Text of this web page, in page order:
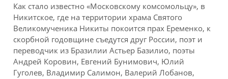
Как стало известно «Московскому комсомольцу», в
Никитское, где натерритории храма Святого
Великомученика Никиты покоится прах Еременко, к
скорбной годовщине съедутся друг России, поэт и
переводчик из Бразилии Астьер Базилио, поэты
Андрей Коровин, Евгений Бунимович, Юлий
Гуголев, Владимир Салимон, Валерий Лобанов,